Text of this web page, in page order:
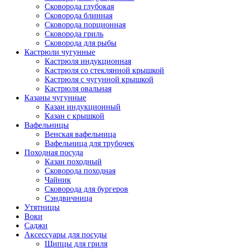
Сковорода глубокая
Сковорода блинная
Сковорода порционная
Сковорода гриль
Сковорода для рыбы
Кастрюли чугунные
Кастрюля индукционная
Кастрюля со стеклянной крышкой
Кастрюля с чугунной крышкой
Кастрюля овальная
Казаны чугунные
Казан индукционный
Казан с крышкой
Вафельницы
Венская вафельница
Вафельница для трубочек
Походная посуда
Казан походный
Сковорода походная
Чайник
Сковорода для бургеров
Сэндвичница
Утятницы
Bоки
Саджи
Аксессуары для посуды
Щипцы для гриля